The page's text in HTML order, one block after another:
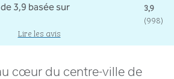
3,9
(998)
Lire les avis
cœur du centre-ville de